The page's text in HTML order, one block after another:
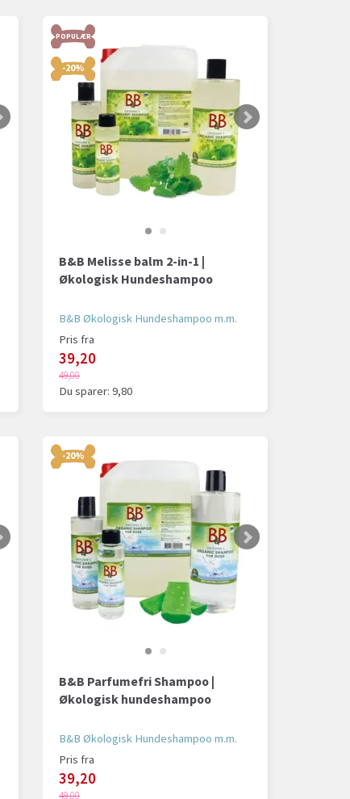
POPULÆR
-20%
B&B Melisse balm 2-in-1 |
Økologisk Hundeshampoo
B&B Økologisk Hundeshampoo m.m.
Pris fra
39,20
49,00
Du sparer:9,80
-20%
B&B Parfumefri Shampoo |
Økologisk hundeshampoo
B&B Økologisk Hundeshampoo m.m.
Pris fra
39,20
49,00